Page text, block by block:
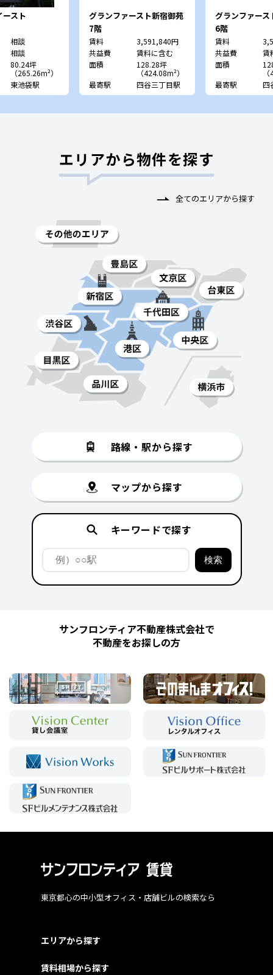
スト
相談
相談
80.24坪
（265.26m²）
東池袋駅
グランファースト新宿御苑
7階
賃料
3,591,840円
共益費
賃料に含む
面積
128.28坪
（424.08m²）
最寄駅
四谷三丁目駅
グランファース
6階
賃料
共益費
賃
面積
最寄駅
四
エリアから物件を探す
全てのエリアから探す
路線・駅から探す
マップから探す
キーワードで探す
サンフロンティア不動産株式会社で
不動産をお探しの方
東京都心の中小型オフィス・店舗ビルの検索なら
エリアから探す
賃料相場から探す